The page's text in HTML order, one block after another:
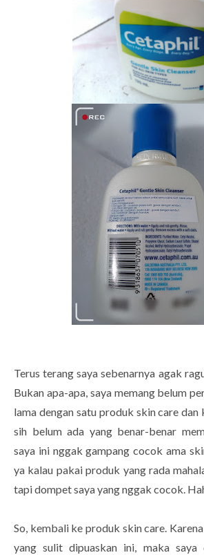
Terus terang saya sebenarnya agak
Bukan apa-apa, saya memang belum
lama dengan satu produk skin care dan
sih belum ada yang benar-benar
saya ini nggak gampang cocok ama
ya kalau pakai produk yang rada
tapi dompet saya yang nggak cocok.
So, kembali ke produk skin care.
yang sulit dipuaskan ini, maka saya